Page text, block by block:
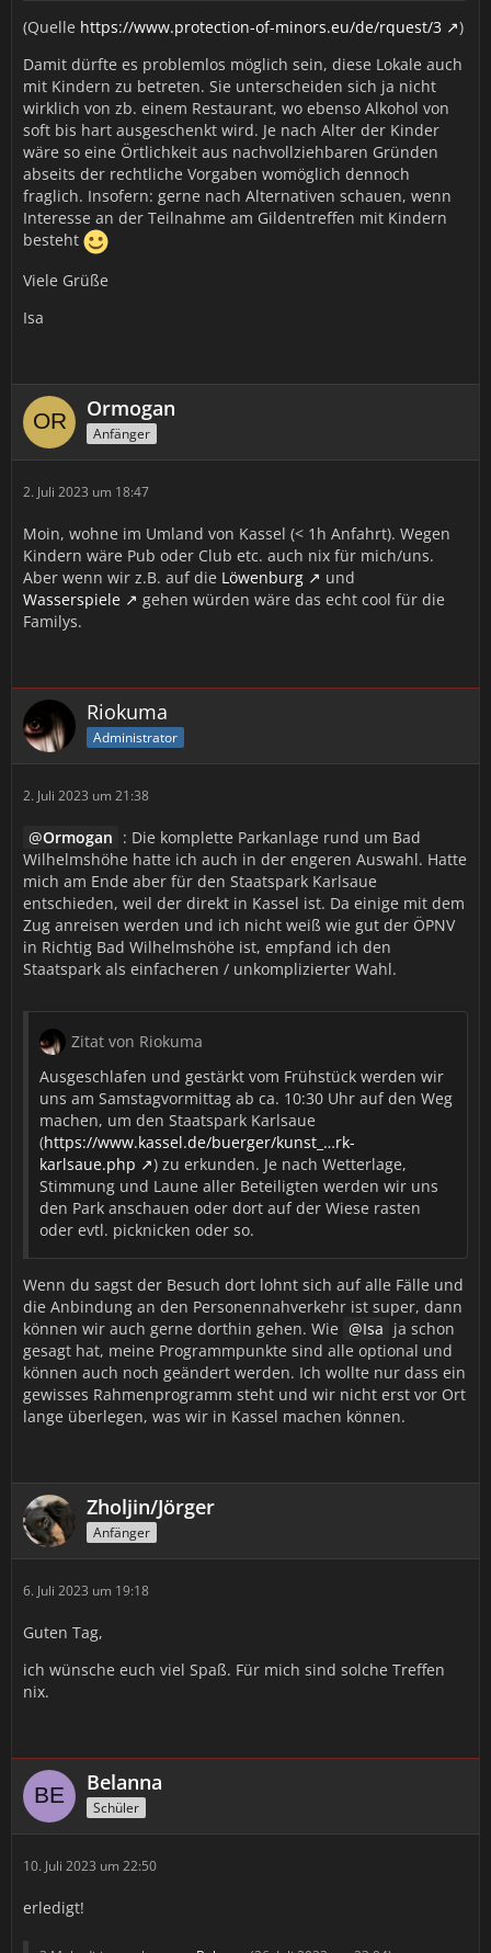
(Quelle https://www.protection-of-minors.eu/de/rquest/3
)
Damit dürfte es problemlos möglich sein, diese Lokale auch
mit Kindern zu betreten. Sie unterscheiden sich ja nicht
wirklich von zb. einem Restaurant, wo ebenso Alkohol von
soft bis hart ausgeschenkt wird. Je nach Alter der Kinder
wäre so eine Örtlichkeit aus nachvollziehbaren Gründen
abseits der rechtliche Vorgaben womöglich dennoch
fraglich. Insofern: gerne nach Alternativen schauen, wenn
Interesse an der Teilnahme am Gildentreffen mit Kindern
besteht
Viele Grüße
Isa
Ormogan
Anfänger
2. Juli 2023 um 18:47
Moin, wohne im Umland von Kassel (< 1h Anfahrt). Wegen
Kindern wäre Pub oder Club etc. auch nix für mich/uns.
Aber wenn wir z.B. auf die Löwenburg
und
Wasserspiele
gehen würden wäre das echt cool für die
Familys.
Riokuma
Administrator
2. Juli 2023 um 21:38
Ormogan : Die komplette Parkanlage rund um Bad
Wilhelmshöhe hatte ich auch in der engeren Auswahl. Hatte
mich am Ende aber für den Staatspark Karlsaue
entschieden, weil der direkt in Kassel ist. Da einige mit dem
Zug anreisen werden und ich nicht weiß wie gut der ÖPNV
in Richtig Bad Wilhelmshöhe ist, empfand ich den
Staatspark als einfacheren / unkomplizierter Wahl.
Zitat von Riokuma
Ausgeschlafen und gestärkt vom Frühstück werden wir
uns am Samstagvormittag ab ca. 10:30 Uhr auf den Weg
machen, um den Staatspark Karlsaue
(https://www.kassel.de/buerger/kunst_…rk-
karlsaue.php
) zu erkunden. Je nach Wetterlage,
Stimmung und Laune aller Beteiligten werden wir uns
den Park anschauen oder dort auf der Wiese rasten
oder evtl. picknicken oder so.
Wenn du sagst der Besuch dort lohnt sich auf alle Fälle und
die Anbindung an den Personennahverkehr ist super, dann
können wir auch gerne dorthin gehen. Wie
Isa ja schon
gesagt hat, meine Programmpunkte sind alle optional und
können auch noch geändert werden. Ich wollte nur dass ein
gewisses Rahmenprogramm steht und wir nicht erst vor Ort
lange überlegen, was wir in Kassel machen können.
Zholjin/Jörger
Anfänger
6. Juli 2023 um 19:18
Guten Tag,
ich wünsche euch viel Spaß. Für mich sind solche Treffen
nix.
Belanna
Schüler
10. Juli 2023 um 22:50
erledigt!